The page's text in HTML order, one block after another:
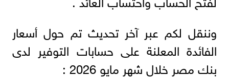
وننقل لكم عبر آخر تحديث تم حول أسعار
الفائدة المعلنة على حسابات التوفير لدى
بنك مصر خلال شهر مايو 2026 :